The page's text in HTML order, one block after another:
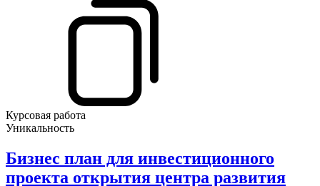
Курсовая работа
Уникальность
Бизнес план для инвестиционного
проекта открытия центра развития